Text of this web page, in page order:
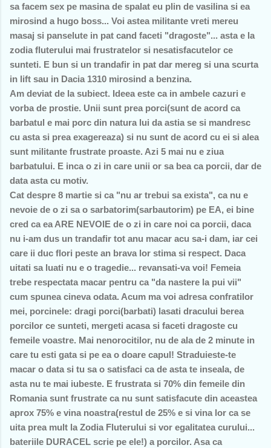
sa facem sex pe masina de spalat eu plin de vasilina si ea
mirosind a hugo boss... Voi astea militante vreti mereu
masaj si panselute in pat cand faceti "dragoste"... asta e la
zodia fluterului mai frustratelor si nesatisfacutelor ce
sunteti. E bun si un trandafir in pat dar mereg si una scurta
in lift sau in Dacia 1310 mirosind a benzina.
Am deviat de la subiect. Ideea este ca in ambele cazuri e
vorba de prostie. Unii sunt prea porci(sunt de acord ca
barbatul e mai porc din natura lui da astia se si mandresc
cu asta si prea exagereaza) si nu sunt de acord cu ei si alea
sunt militante frustrate proaste. Azi 5 mai nu e ziua
barbatului. E inca o zi in care unii or sa bea ca porcii, dar de
data asta cu motiv.
Cat despre 8 martie si ca "nu ar trebui sa exista", ca nu e
nevoie de o zi sa o sarbatorim(sarbautorim) pe EA, ei bine
cred ca ea ARE NEVOIE de o zi in care noi ca porcii, daca
nu i-am dus un trandafir tot anu macar acu sa-i dam, iar cei
care ii duc flori peste an brava lor stima si respect. Daca
uitati sa luati nu e o tragedie... revansati-va voi! Femeia
trebe respectata macar pentru ca "da nastere la pui vii"
cum spunea cineva odata. Acum ma voi adresa confratilor
mei, porcinele: dragi porci(barbati) lasati dracului berea
porcilor ce sunteti, mergeti acasa si faceti dragoste cu
femeile voastre. Mai nenorocitilor, nu de ala de 2 minute in
care tu esti gata si pe ea o doare capul! Straduieste-te
macar o data si tu sa o satisfaci ca de asta te inseala, de
asta nu te mai iubeste. E frustrata si 70% din femeile din
Romania sunt frustrate ca nu sunt satisfacute din aceastea
aprox 75% e vina noastra(restul de 25% e si vina lor ca se
uita prea mult la Zodia Fluterului si vor egalitatea curului...
bateriile DURACEL scrie pe ele!) a porcilor. Asa ca